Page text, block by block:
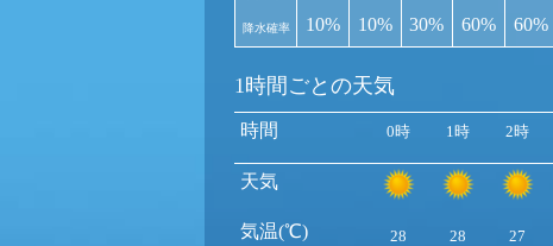
降水確率 10% 10% 30% 60% 60%
1時間ごとの天気
時間
天気
気温(℃)
0時 1時 2時
28 28 27